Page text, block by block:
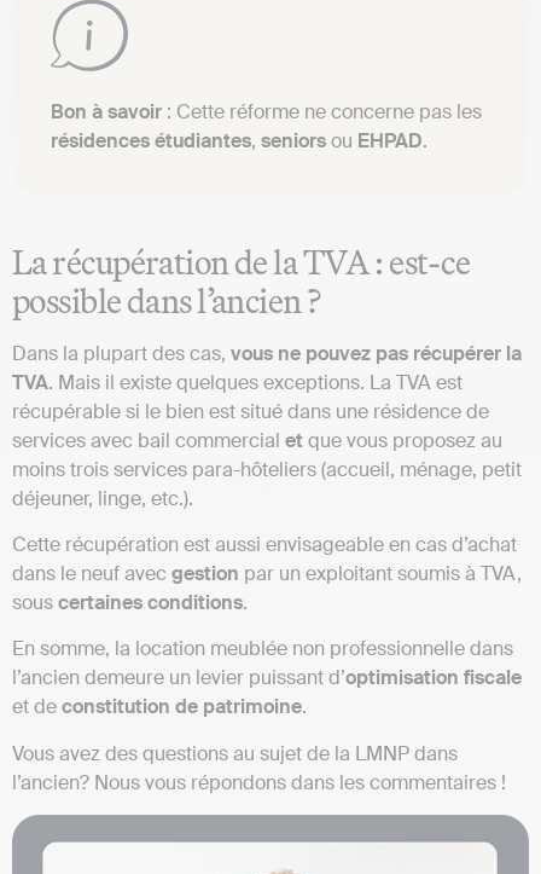
Bon à savoir : Cette réforme ne concerne pas les
résidencesétudiantes, seniorsou EHPAD.
La récupération de la TVA : est-ce
possible dans l’ancien ?
Dans la plupart des cas, vous ne pouvez pas récupérer la
TVA. Mais il existe quelques exceptions. La TVA est
récupérable si le bien est situé dans une résidence de
services avec bail commercial etque vous proposez au
moins trois services para-hôteliers (accueil, ménage, petit
déjeuner, linge, etc.).
Cette récupération est aussi envisageable en cas d’achat
dans le neuf avec gestion par un exploitant soumis à TVA,
souscertainesconditions.
En somme, la location meublée non professionnelle dans
l’ancien demeure un levier puissant d’optimisation fiscale
et deconstitution de patrimoine.
Vous avez des questions au sujet de la LMNP dans
l’ancien? Nous vous répondons dans les commentaires !